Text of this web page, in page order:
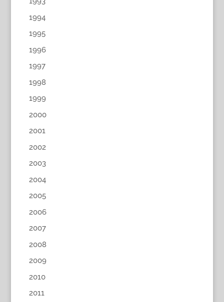
1994
1995
1996
1997
1998
1999
2000
2001
2002
2003
2004
2005
2006
2007
2008
2009
2010
2011